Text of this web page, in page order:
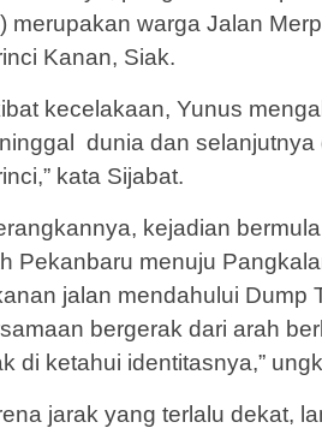
merupakan warga Jalan
Kanan, Siak.
kecelakaan, Yunus
dunia dan
kata Sijabat.
kejadian
Pekanbaru menuju
jalan mendahului Dump
bergerak dari arah
di ketahui identitasnya,”
jarak yang terlalu dekat,